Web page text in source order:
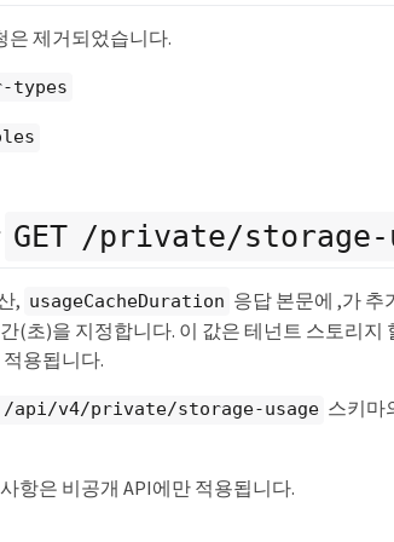
은 제거되었습니다.
types
GET /private/storage-
, usageCacheDuration 응답 본문에 ,가 추
(초)을 지정합니다. 이 값은 테넌트 스토리지
용됩니다.
/api/v4/private/storage-usage 스키마
항은 비공개 API에만 적용됩니다.